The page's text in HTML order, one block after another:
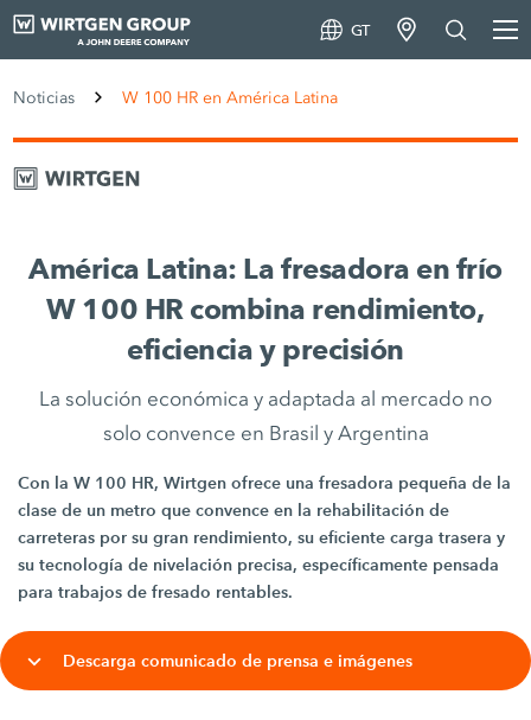
GT
Noticias W 100 HR en América Latina
América Latina: La fresadora en frío
W 100 HR combina rendimiento,
eficiencia y precisión
La solución económica y adaptada al mercado no
solo convence en Brasil y Argentina
Con la W 100 HR, Wirtgen ofrece una fresadora pequeña de la
clase de un metro que convence en la rehabilitación de
carreteras por su gran rendimiento, su eficiente carga trasera y
su tecnología de nivelación precisa, específicamente pensada
para trabajos de fresado rentables.
Descarga comunicado de prensa e imágenes